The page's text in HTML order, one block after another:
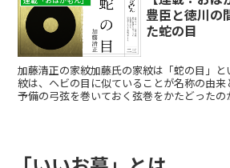
豊臣と徳川の
た蛇の目
加藤清正の家紋加藤氏の家紋は「蛇の目」と
紋は、ヘビの目に似ていることが名称の由来
予備の弓弦を巻いておく弦巻をかたどった